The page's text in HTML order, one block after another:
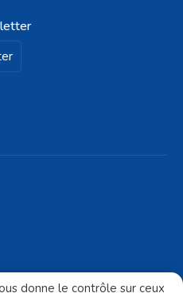
Réalisé par Altelis
donne le contrôle sur ceux